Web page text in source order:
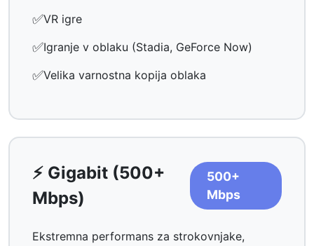
✅VR igre
✅Igranje v oblaku (Stadia, GeForce Now)
✅Velika varnostna kopija oblaka
⚡ Gigabit (500+
Mbps)
500+
Mbps
Ekstremna performans za strokovnjake,